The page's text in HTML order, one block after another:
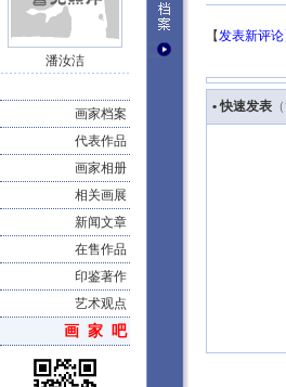
潘汝洁
画家档案
代表作品
画家相册
相关画展
新闻文章
在售作品
印鉴著作
艺术观点
画 家 吧
【发表新评论
• 快速发表